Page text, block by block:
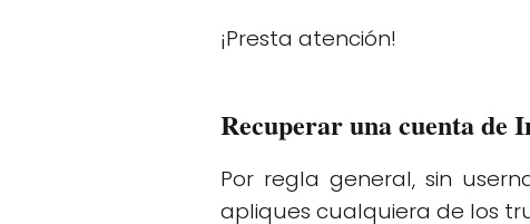
¡Presta atención!
Recuperar una cuenta de
Por regla general, sin
apliques cualquiera de los